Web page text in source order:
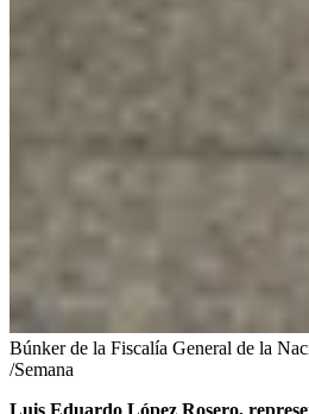
Búnker de la Fiscalía General de la
/Semana
Luis Eduardo López Rosero,